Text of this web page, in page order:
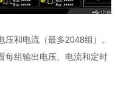
压和电流（最多2048组）。
每组输出电压、电流和定时